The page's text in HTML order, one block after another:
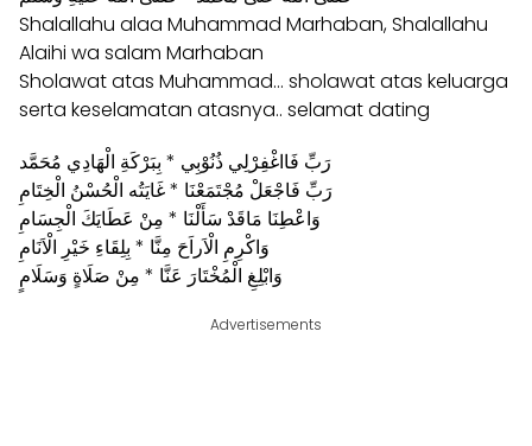
Shalallahu alaa Muhammad Marhaban, Shalallahu
Alaihi wa salam Marhaban
Sholawat atas Muhammad… sholawat atas keluarga
serta keselamatan atasnya.. selamat dating
رَبِّ فَااغْفِرْلِي ذُنُوْبِي * بِبَرْكَةِ الْهَادِي مُحَمَّد
رَبِّ فَاجْعَلْ مُجْتَمَعْنَا * غَايَتُه الْحُسْنُ الْخِتَامِ
وَاعْطِنَا مَاقَدْ سَأَلْنَا * مِنْ عَطَايَكَ الْجِسَامِ
وَاكْرِمِ الْاَراَحَ مِنَّا * بِلِقَاءِ خَيْرِ الْاَنَامِ
وَابْلِغِ الْمُخْتَارَ عَنَّا * مِنْ صَلَاةٍ وَسَلَامٍ
Advertisements